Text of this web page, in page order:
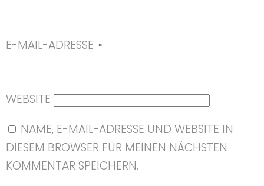
E-MAIL-ADRESSE *
WEBSITE
NAME, E-MAIL-ADRESSE UND WEBSITE IN
DIESEM BROWSER FÜR MEINEN NÄCHSTEN
KOMMENTAR SPEICHERN.